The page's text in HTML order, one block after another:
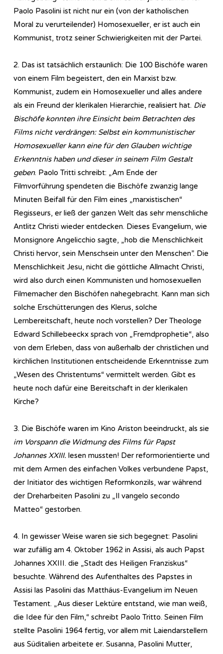
Paolo Pasolini ist nicht nur ein (von der katholischen
Moral zu verurteilender) Homosexueller, er ist auch ein
Kommunist, trotz seiner Schwierigkeiten mit der Partei.
2. Das ist tatsächlich erstaunlich: Die 100 Bischöfe waren
von einem Film begeistert, den ein Marxist bzw.
Kommunist, zudem ein Homosexueller und alles andere
als ein Freund der klerikalen Hierarchie, realisiert hat. Die
Bischöfe konnten ihre Einsicht beim Betrachten des
Films nicht verdrängen: Selbst ein kommunistischer
Homosexueller kann eine für den Glauben wichtige
Erkenntnis haben und dieser in seinem Film Gestalt
geben. Paolo Tritti schreibt: „Am Ende der
Filmvorführung spendeten die Bischöfe zwanzig lange
Minuten Beifall für den Film eines „marxistischen“
Regisseurs, er ließ der ganzen Welt das sehr menschliche
Antlitz Christi wieder entdecken. Dieses Evangelium, wie
Monsignore Angelicchio sagte, „hob die Menschlichkeit
Christi hervor, sein Menschsein unter den Menschen”. Die
Menschlichkeit Jesu, nicht die göttliche Allmacht Christi,
wird also durch einen Kommunisten und homosexuellen
Filmemacher den Bischöfen nahegebracht. Kann man sich
solche Erschütterungen des Klerus, solche
Lernbereitschaft, heute noch vorstellen? Der Theologe
Edward Schillebeeckx sprach von „Fremdprophetie“, also
von dem Erleben, dass von außerhalb der christlichen und
kirchlichen Institutionen entscheidende Erkenntnisse zum
„Wesen des Christentums“ vermittelt werden. Gibt es
heute noch dafür eine Bereitschaft in der klerikalen
Kirche?
3. Die Bischöfe waren im Kino Ariston beeindruckt, als sie
im Vorspann die Widmung des Films für Papst
Johannes XXIII. lesen mussten! Der reformorientierte und
mit dem Armen des einfachen Volkes verbundene Papst,
der Initiator des wichtigen Reformkonzils, war während
der Dreharbeiten Pasolini zu „Il vangelo secondo
Matteo“ gestorben.
4. In gewisser Weise waren sie sich begegnet: Pasolini
war zufällig am 4. Oktober 1962 in Assisi, als auch Papst
Johannes XXIII. die „Stadt des Heiligen Franziskus“
besuchte. Während des Aufenthaltes des Papstes in
Assisi las Pasolini das Matthäus-Evangelium im Neuen
Testament. „Aus dieser Lektüre entstand, wie man weiß,
die Idee für den Film,“ schreibt Paolo Tritto. Seinen Film
stellte Pasolini 1964 fertig, vor allem mit Laiendarstellern
aus Süditalien arbeitete er. Susanna, Pasolini Mutter,